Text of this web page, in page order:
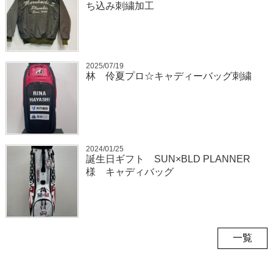
ち込み刺繍加工
2025/07/19
林 伶夏プロ☆キャディーバッグ刺繍
2024/01/25
誕生日ギフト SUN×BLD PLANNER
様 キャディバッグ
一覧